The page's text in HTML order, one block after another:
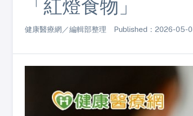
「紅燈食物」
健康醫療網／編輯部整理 Published：2026-05-